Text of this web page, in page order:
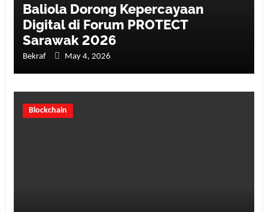
Baliola Dorong Kepercayaan
Digital di Forum PROTECT
Sarawak 2026
Bekraf May 4, 2026
Blockchain